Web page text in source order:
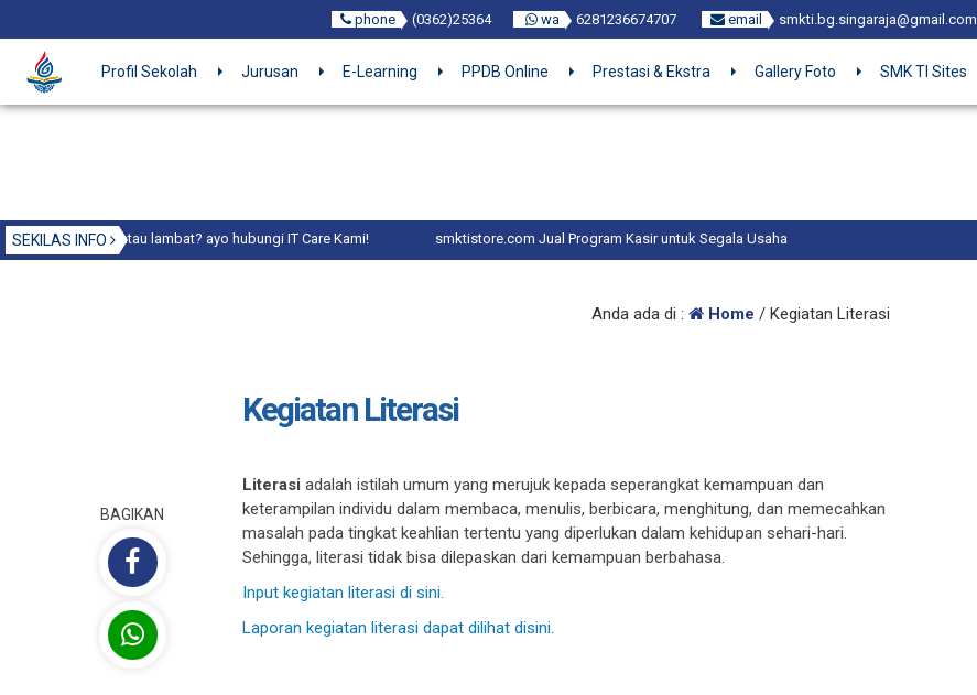
phone (0362)25364 wa 6281236674707 email smkti.bg.singaraja@gmail.com
Profil Sekolah Jurusan E-Learning PPDB Online Prestasi & Ekstra Gallery Foto SMK TI Sites
SEKILAS INFO
atau lambat? ayo hubungi IT Care Kami! smktistore.com Jual Program Kasir untuk Segala Usaha
Anda ada di : Home / Kegiatan Literasi
Kegiatan Literasi
BAGIKAN
Literasi adalah istilah umum yang merujuk kepada seperangkat kemampuan dan
keterampilan individu dalam membaca, menulis, berbicara, menghitung, dan memecahkan
masalah pada tingkat keahlian tertentu yang diperlukan dalam kehidupan sehari-hari.
Sehingga, literasi tidak bisa dilepaskan dari kemampuan berbahasa.
Input kegiatan literasi di sini.
Laporan kegiatan literasi dapat dilihat disini.